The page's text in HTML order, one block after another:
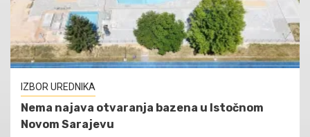
IZBOR UREDNIKA
Nema najava otvaranja bazena u Istočnom
Novom Sarajevu